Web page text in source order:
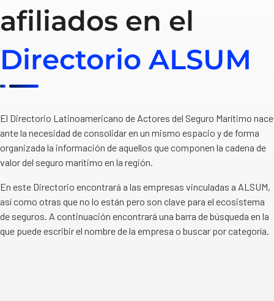
afiliados en el
Directorio ALSUM
El Directorio Latinoamericano de Actores del Seguro Marítimo nace
ante la necesidad de consolidar en un mismo espacio y de forma
organizada la información de aquellos que componen la cadena de
valor del seguro marítimo en la región.
En este Directorio encontrará a las empresas vinculadas a ALSUM,
así como otras que no lo están pero son clave para el ecosistema
de seguros. A continuación encontrará una barra de búsqueda en la
que puede escribir el nombre de la empresa o buscar por categoría.